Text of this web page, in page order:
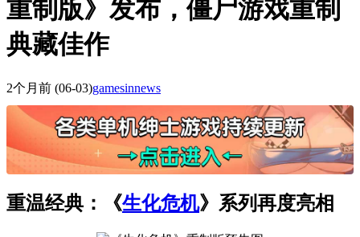
重制版》发布，僵尸游戏重制
典藏佳作
2个月前 (06-03)gamesinnews
重温经典：《生化危机》系列再度亮相